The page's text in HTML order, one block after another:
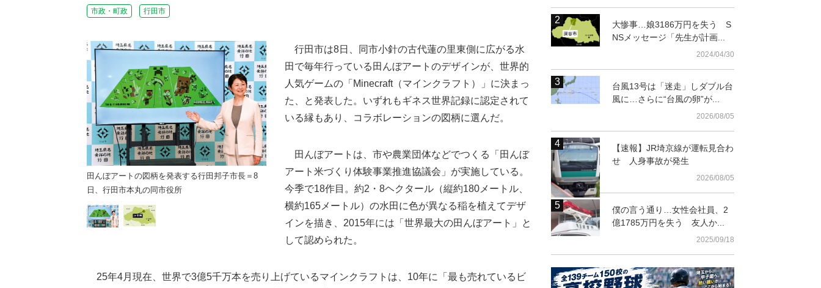
市政・町政 行田市
田んぼアートの図柄を発表する行田邦子市長＝8
日、行田市本丸の同市役所
行田市の位置
田んぼアートの図柄を発表する行田邦子市長＝8
日、行田市本丸の同市役所
行田市は8日、同市小針の古代蓮の里東側に広がる水
田で毎年行っている田んぼアートのデザインが、世界的
人気ゲームの「Minecraft（マインクラフト）」に決まっ
た、と発表した。いずれもギネス世界記録に認定されて
いる縁もあり、コラボレーションの図柄に選んだ。
田んぼアートは、市や農業団体などでつくる「田んぼ
アート米づくり体験事業推進協議会」が実施している。
今季で18作目。約2・8ヘクタール（縦約180メートル、
横約165メートル）の水田に色が異なる稲を植えてデザ
インを描き、2015年には「世界最大の田んぼアート」と
して認められた。
25年4月現在、世界で3億5千万本を売り上げているマインクラフトは、10年に「最も売れているビ
大惨事…娘3186万円を失う S
NSメッセージ「先生が計画...
2024/04/30
台風13号は「迷走」しダブル台
風に…さらに“台風の卵”が...
2026/08/05
【速報】JR埼京線が運転見合わ
せ 人身事故が発生
2026/08/05
僕の言う通り…女性会社員、2
億1785万円を失う 友人か...
2025/09/18